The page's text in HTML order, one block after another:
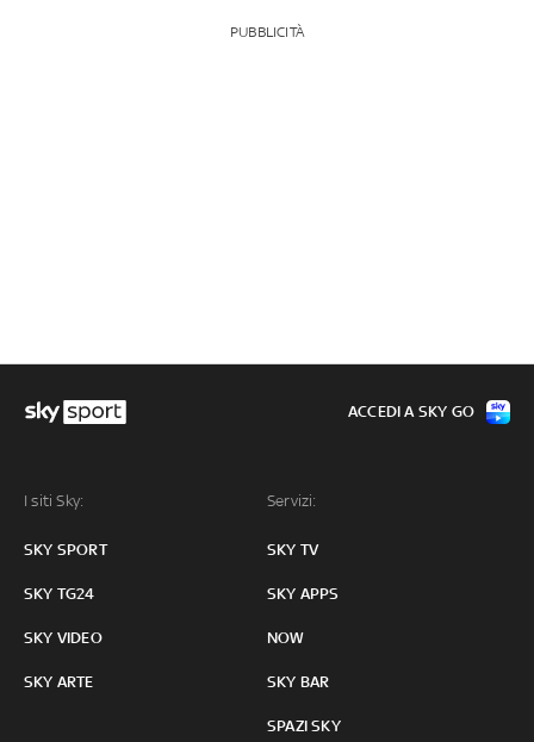
PUBBLICITÀ
I siti Sky:
SKY SPORT
SKY TG24
SKY VIDEO
SKY ARTE
Servizi:
SKY TV
SKY APPS
NOW
SKY BAR
SPAZI SKY
ACCEDI A SKY GO